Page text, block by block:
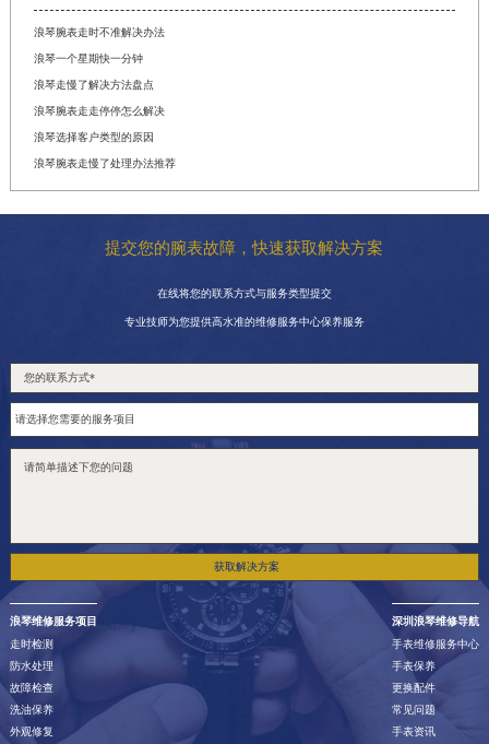
浪琴腕表走时不准解决办法
浪琴一个星期快一分钟
浪琴走慢了解决方法盘点
浪琴腕表走走停停怎么解决
浪琴选择客户类型的原因
浪琴腕表走慢了处理办法推荐
提交您的腕表故障，快速获取解决方案
在线将您的联系方式与服务类型提交
专业技师为您提供高水准的维修服务中心保养服务
获取解决方案
浪琴维修服务项目
走时检测
防水处理
故障检查
洗油保养
外观修复
深圳浪琴维修导航
手表维修服务中心
手表保养
更换配件
常见问题
手表资讯